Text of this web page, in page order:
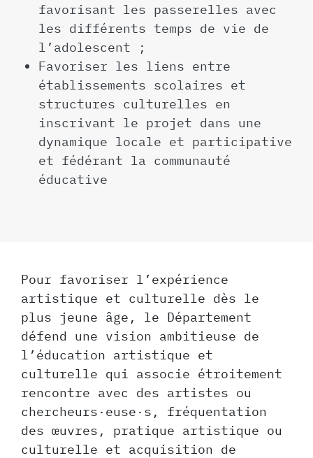
favorisant les passerelles avec
les différents temps de vie de
l’adolescent ;
Favoriser les liens entre
établissements scolaires et
structures culturelles en
inscrivant le projet dans une
dynamique locale et participative
et fédérant la communauté
éducative
Pour favoriser l’expérience
artistique et culturelle dès le
plus jeune âge, le Département
défend une vision ambitieuse de
l’éducation artistique et
culturelle qui associe étroitement
rencontre avec des artistes ou
chercheurs·euse·s, fréquentation
des œuvres, pratique artistique ou
culturelle et acquisition de